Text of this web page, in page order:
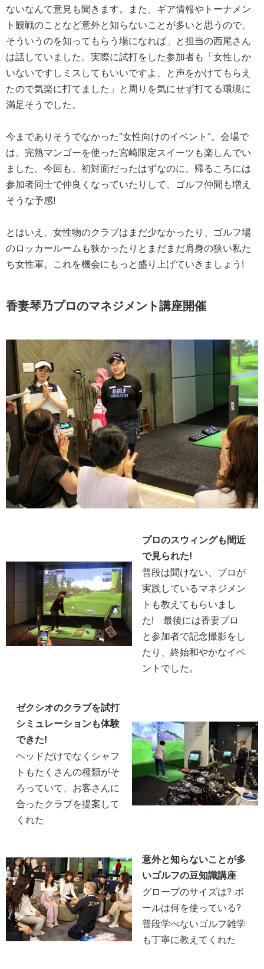
ないなんて意見も聞きます。また、ギア情報やトーナメン
ト観戦のことなど意外と知らないことが多いと思うので、
そういうのを知ってもらう場になれば」と担当の西尾さん
は話していました。実際に試打をした参加者も「女性しか
いないですしミスしてもいいですよ、と声をかけてもらえ
たので気楽に打てました」と周りを気にせず打てる環境に
満足そうでした。
今までありそうでなかった“女性向けのイベント”。会場で
は、完熟マンゴーを使った宮崎限定スイーツも楽しんでい
ました。今回も、初対面だったはずなのに、帰るころには
参加者同士で仲良くなっていたりして、ゴルフ仲間も増え
そうな予感!
とはいえ、女性物のクラブはまだ少なかったり、ゴルフ場
のロッカールームも狭かったりとまだまだ肩身の狭い私た
ち女性軍。これを機会にもっと盛り上げていきましょう!
香妻琴乃プロのマネジメント講座開催
プロのスウィングも間近
で見られた!
普段は聞けない、プロが
実践しているマネジメン
トも教えてもらいまし
た! 最後には香妻プロ
と参加者で記念撮影をし
たり、終始和やかなイベ
ントでした。
ゼクシオのクラブを試打
シミュレーションも体験
できた!
ヘッドだけでなくシャフ
トもたくさんの種類がそ
ろっていて、お客さんに
合ったクラブを提案して
くれた
意外と知らないことが多
いゴルフの豆知識講座
グローブのサイズは? ボ
ールは何を使っている?
普段学べないゴルフ雑学
も丁寧に教えてくれた